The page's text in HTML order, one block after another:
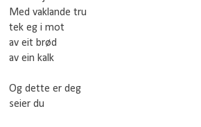
Med vaklande tru
tek eg i mot
av eit brød
av ein kalk
Og dette er deg
seier du